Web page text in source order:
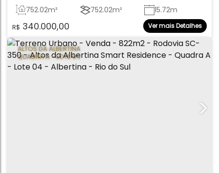
- Albertina - Rio do Sul
R$ 340.000,00
752.02m² 752.02m² 15.72m
15.72m 47.79m
Ver mais Detalhes
ALTOS DA ALBERTINA
QUADRA A - LOTE 04